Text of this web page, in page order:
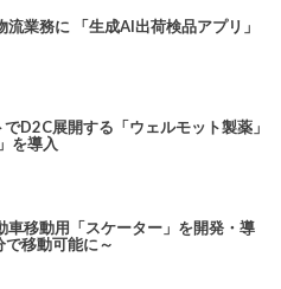
業務に 「生成AI出荷検品アプリ」
D2C展開する「ウェルモット製薬」
を導入
車移動用「スケーター」を開発・導
移動可能に～